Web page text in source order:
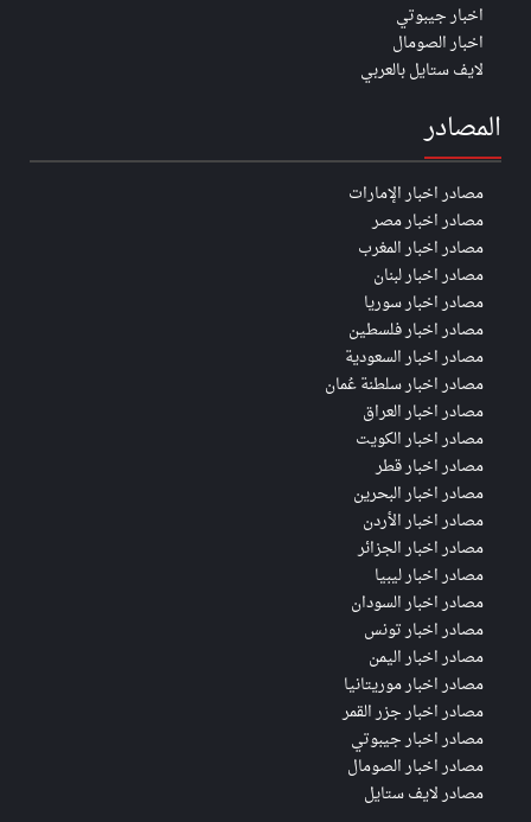
اخبار جيبوتي
اخبار الصومال
لايف ستايل بالعربي
المصادر
مصادر اخبار الإمارات
مصادر اخبار مصر
مصادر اخبار المغرب
مصادر اخبار لبنان
مصادر اخبار سوريا
مصادر اخبار فلسطين
مصادر اخبار السعودية
مصادر اخبار سلطنة عُمان
مصادر اخبار العراق
مصادر اخبار الكويت
مصادر اخبار قطر
مصادر اخبار البحرين
مصادر اخبار الأردن
مصادر اخبار الجزائر
مصادر اخبار ليبيا
مصادر اخبار السودان
مصادر اخبار تونس
مصادر اخبار اليمن
مصادر اخبار موريتانيا
مصادر اخبار جزر القمر
مصادر اخبار جيبوتي
مصادر اخبار الصومال
مصادر لايف ستايل